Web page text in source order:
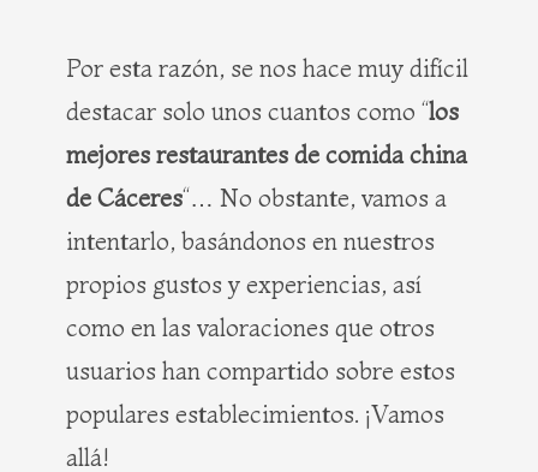
Por esta razón, se nos hace muy difícil
destacar solo unos cuantos como “los
mejores restaurantes de comida china
de Cáceres“… No obstante, vamos a
intentarlo, basándonos en nuestros
propios gustos y experiencias, así
como en las valoraciones que otros
usuarios han compartido sobre estos
populares establecimientos. ¡Vamos
allá!